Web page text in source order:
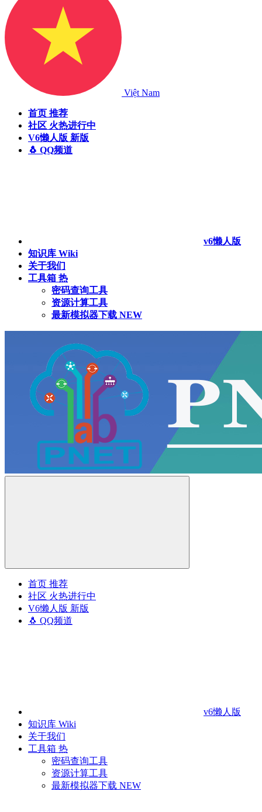
Việt Nam
首页 推荐
社区 火热进行中
V6懒人版 新版
🐧 QQ频道
v6懒人版
知识库 Wiki
关于我们
工具箱 热
密码查询工具
资源计算工具
最新模拟器下载 NEW
首页 推荐
社区 火热进行中
V6懒人版 新版
🐧 QQ频道
v6懒人版
知识库 Wiki
关于我们
工具箱 热
密码查询工具
资源计算工具
最新模拟器下载 NEW